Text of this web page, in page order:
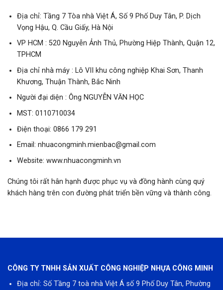
Địa chỉ: Tầng 7 Tòa nhà Việt Á, Số 9 Phố Duy Tân, P. Dịch
Vọng Hậu, Q. Cầu Giấy, Hà Nội
VP HCM : 520 Nguyễn Ảnh Thủ, Phường Hiệp Thành, Quận 12,
TPHCM
Địa chỉ nhà máy : Lô VII khu công nghiệp Khai Sơn, Thanh
Khương, Thuận Thành, Bắc Ninh
Người đại diện : Ông NGUYỄN VĂN HỌC
MST: 0110710034
Điện thoại: 0866 179 291
Email: nhuacongminh.mienbac@gmail.com
Website: www.nhuacongminh.vn
Chúng tôi rất hân hạnh được phục vụ và đồng hành cùng quý
khách hàng trên con đường phát triển bền vững và thành công.
CÔNG TY TNHH SẢN XUẤT CÔNG NGHIỆP NHỰA CÔNG MINH
Địa chỉ: Số Tầng 7 toà nhà Việt Á số 9 Phố Duy Tân, Phường